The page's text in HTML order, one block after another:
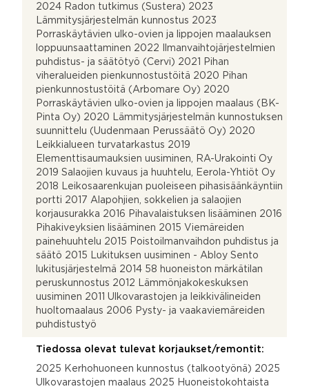
2024 Radon tutkimus (Sustera) 2023
Lämmitysjärjestelmän kunnostus 2023
Porraskäytävien ulko-ovien ja lippojen maalauksen
loppuunsaattaminen 2022 Ilmanvaihtojärjestelmien
puhdistus- ja säätötyö (Cervi) 2021 Pihan
viheralueiden pienkunnostustöitä 2020 Pihan
pienkunnostustöitä (Arbomare Oy) 2020
Porraskäytävien ulko-ovien ja lippojen maalaus (BK-
Pinta Oy) 2020 Lämmitysjärjestelmän kunnostuksen
suunnittelu (Uudenmaan Perussäätö Oy) 2020
Leikkialueen turvatarkastus 2019
Elementtisaumauksien uusiminen, RA-Urakointi Oy
2019 Salaojien kuvaus ja huuhtelu, Eerola-Yhtiöt Oy
2018 Leikosaarenkujan puoleiseen pihasisäänkäyntiin
portti 2017 Alapohjien, sokkelien ja salaojien
korjausurakka 2016 Pihavalaistuksen lisääminen 2016
Pihakiveyksien lisääminen 2015 Viemäreiden
painehuuhtelu 2015 Poistoilmanvaihdon puhdistus ja
säätö 2015 Lukituksen uusiminen - Abloy Sento
lukitusjärjestelmä 2014 58 huoneiston märkätilan
peruskunnostus 2012 Lämmönjakokeskuksen
uusiminen 2011 Ulkovarastojen ja leikkivälineiden
huoltomaalaus 2006 Pysty- ja vaakaviemäreiden
puhdistustyö
Tiedossa olevat tulevat korjaukset/remontit:
2025 Kerhohuoneen kunnostus (talkootyönä) 2025
Ulkovarastojen maalaus 2025 Huoneistokohtaista